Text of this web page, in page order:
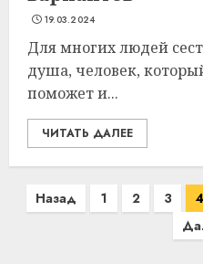
19.03.2024
Для многих людей
душа, человек,
поможет и...
ЧИТАТЬ ДАЛЕЕ
Пагинация
Назад 1 2 3 4